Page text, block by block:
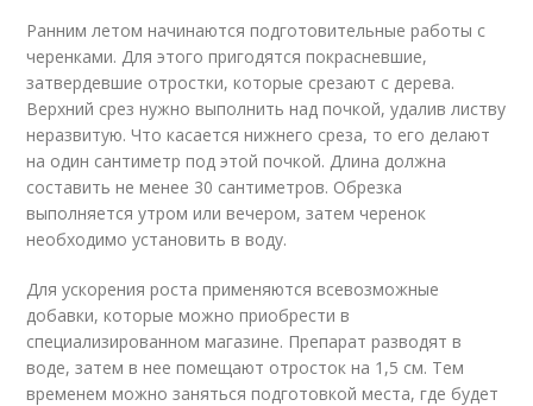
Ранним летом начинаются подготовительные работы с
черенками. Для этого пригодятся покрасневшие,
затвердевшие отростки, которые срезают с дерева.
Верхний срез нужно выполнить над почкой, удалив листву
неразвитую. Что касается нижнего среза, то его делают
на один сантиметр под этой почкой. Длина должна
составить не менее 30 сантиметров. Обрезка
выполняется утром или вечером, затем черенок
необходимо установить в воду.
Для ускорения роста применяются всевозможные
добавки, которые можно приобрести в
специализированном магазине. Препарат разводят в
воде, затем в нее помещают отросток на 1,5 см. Тем
временем можно заняться подготовкой места, где будет